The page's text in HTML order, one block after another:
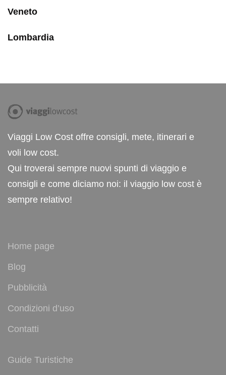
Veneto
Lombardia
Viaggi Low Cost offre consigli, mete, itinerari e
voli low cost.
Qui troverai sempre nuovi spunti di viaggio e
consigli e come diciamo noi: il viaggio low cost è
sempre relativo!
Home page
Blog
Pubblicità
Condizioni d’uso
Contatti
Guide Turistiche